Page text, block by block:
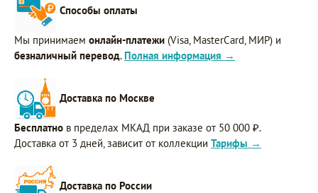
Способы оплаты
Мы принимаем онлайн-платежи (Visa, MasterCard, МИР) и
безналичный перевод. Полная информация →
Доставка по Москве
Бесплатно в пределах МКАД при заказе от 50 000 ₽.
Доставка от 3 дней, зависит от коллекции Тарифы →
Доставка по России